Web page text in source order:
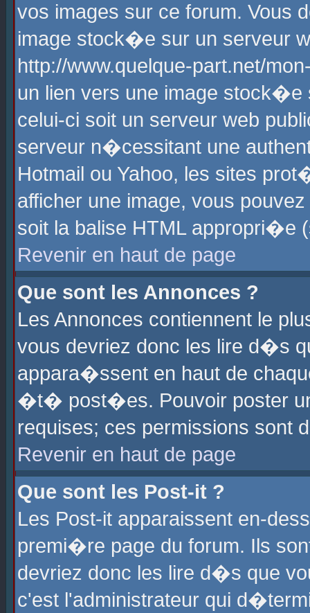
vos images sur ce forum. Vous
image stock�e sur un serveur
http://www.quelque-part.net/
un lien vers une image
celui-ci soit un serveur web
serveur n�cessitant une
Hotmail ou Yahoo, les sites
afficher une image, vous
soit la balise HTML
Revenir en haut de page
Que sont les Annonces ?
Les Annonces contiennent le
vous devriez donc les lire d�s
appara�ssent en haut de
�t� post�es. Pouvoir poster
requises; ces permissions sont
Revenir en haut de page
Que sont les Post-it ?
Les Post-it apparaissent en-
premi�re page du forum. Ils
devriez donc les lire d�s que
c'est l'administrateur qui